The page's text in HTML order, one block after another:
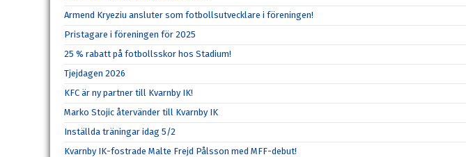
Armend Kryeziu ansluter som fotbollsutvecklare i föreningen!
Pristagare i föreningen för 2025
25 % rabatt på fotbollsskor hos Stadium!
Tjejdagen 2026
KFC är ny partner till Kvarnby IK!
Marko Stojic återvänder till Kvarnby IK
Inställda träningar idag 5/2
Kvarnby IK-fostrade Malte Frejd Pålsson med MFF-debut!